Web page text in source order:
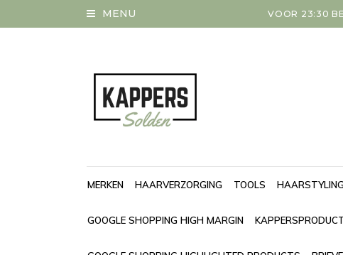
MENU VOOR 23:30
MERKEN HAARVERZORGING TOOLS HAARSTYLING
GOOGLE SHOPPING HIGH MARGIN